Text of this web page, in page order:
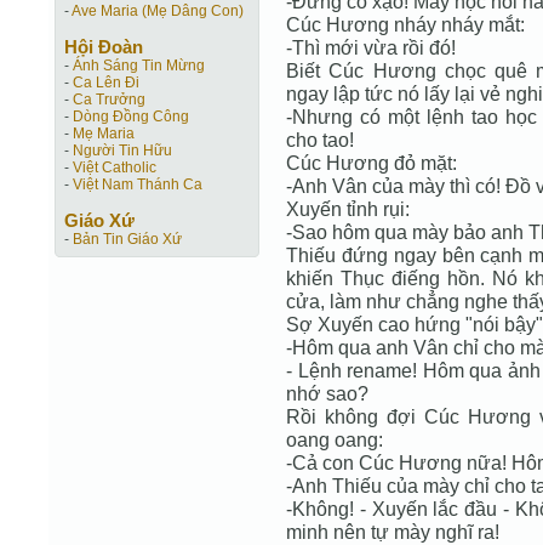
-Ave Maria (Mẹ Dâng Con)
Hội Ðoàn
- Ánh Sáng Tin Mừng
- Ca Lên Đi
- Ca Trưởng
- Dòng Đồng Công
- Mẹ Maria
- Người Tin Hữu
- Việt Catholic
- Việt Nam Thánh Ca
Giáo Xứ
- Bản Tin Giáo Xứ
Cúc Hương nháy nháy mắt:
-Thì mới vừa rồi đó!
Biết Cúc Hương chọc quê
ngay lập tức nó lấy lại vẻ
-Nhưng có một lệnh tao
cho tao!
Cúc Hương đỏ mặt:
-Anh Vân của mày thì có! Đồ
Xuyến tỉnh rụi:
-Sao hôm qua mày bảo anh
Thiếu đứng ngay bên cạnh
khiến Thục điếng hồn. Nó
cửa, làm như chẳng nghe
Sợ Xuyến cao hứng "nói
-Hôm qua anh Vân chỉ cho
- Lệnh rename! Hôm qua
nhớ sao?
Rồi không đợi Cúc Hương
oang oang:
-Cả con Cúc Hương nữa!
-Anh Thiếu của mày chỉ cho
-Không! - Xuyến lắc đầu -
minh nên tự mày nghĩ ra!